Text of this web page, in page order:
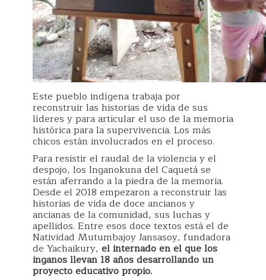
Este pueblo indígena trabaja por
reconstruir las historias de vida de sus
líderes y para articular el uso de la memoria
histórica para la supervivencia. Los más
chicos están involucrados en el proceso.
Para resistir el raudal de la violencia y el
despojo, los Inganokuna del Caquetá se
están aferrando a la piedra de la memoria.
Desde el 2018 empezaron a reconstruir las
historias de vida de doce ancianos y
ancianas de la comunidad, sus luchas y
apellidos. Entre esos doce textos está el de
Natividad Mutumbajoy Jansasoy, fundadora
de Yachaikury, el internado en el que los
inganos llevan 18 años desarrollando un
proyecto educativo propio.